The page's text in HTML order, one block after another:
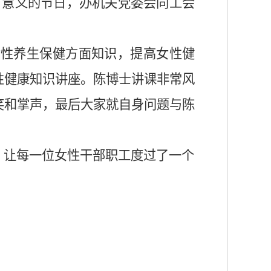
义的节日，办机关党委会同工会
养生保健方面知识，提高女性健
康知识讲座。陈博士讲课非常风
掌声，最后大家就自身问题与陈
每一位女性干部职工度过了一个